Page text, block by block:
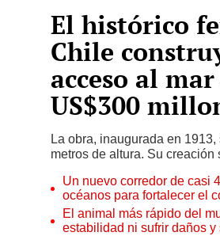
El histórico
Chile
acceso al
US$300
La obra, inaugurada en
metros de altura. Su
Un nuevo corredor de casi
océanos para fortalecer el
El animal más rápido del
estabilidad ni sufrir daños